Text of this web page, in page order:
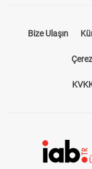
Bize Ulaşın